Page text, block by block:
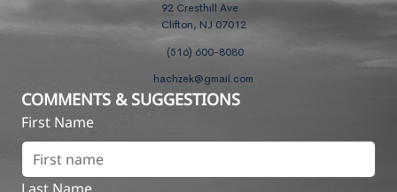
92 Cresthill Ave
Clifton, NJ 07012
(516) 600-8080
hachzek@gmail.com
COMMENTS & SUGGESTIONS
First Name